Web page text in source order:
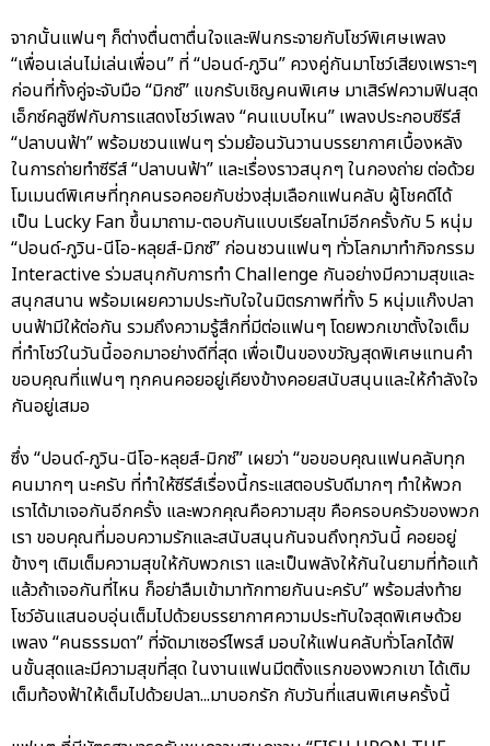
จากนั้นแฟนๆ ก็ต่างตื่นตาตื่นใจและฟินกระจายกับโชว์พิเศษเพลง
“เพื่อนเล่นไม่เล่นเพื่อน” ที่ “ปอนด์-ภูวิน” ควงคู่กันมาโชว์เสียงเพราะๆ
ก่อนที่ทั้งคู่จะจับมือ “มิกซ์” แขกรับเชิญคนพิเศษ มาเสิร์ฟความฟินสุด
เอ็กซ์คลูซีฟกับการแสดงโชว์เพลง “คนแบบไหน” เพลงประกอบซีรีส์
“ปลาบนฟ้า” พร้อมชวนแฟนๆ ร่วมย้อนวันวานบรรยากาศเบื้องหลัง
ในการถ่ายทำซีรีส์ “ปลาบนฟ้า” และเรื่องราวสนุกๆ ในกองถ่าย ต่อด้วย
โมเมนต์พิเศษที่ทุกคนรอคอยกับช่วงสุ่มเลือกแฟนคลับ ผู้โชคดีได้
เป็น Lucky Fan ขึ้นมาถาม-ตอบกันแบบเรียลไทม์อีกครั้งกับ 5 หนุ่ม
“ปอนด์-ภูวิน-นีโอ-หลุยส์-มิกซ์” ก่อนชวนแฟนๆ ทั่วโลกมาทำกิจกรรม
Interactive ร่วมสนุกกับการทำ Challenge กันอย่างมีความสุขและ
สนุกสนาน พร้อมเผยความประทับใจในมิตรภาพที่ทั้ง 5 หนุ่มแก๊งปลา
บนฟ้ามีให้ต่อกัน รวมถึงความรู้สึกที่มีต่อแฟนๆ โดยพวกเขาตั้งใจเต็ม
ที่ทำโชว์ในวันนี้ออกมาอย่างดีที่สุด เพื่อเป็นของขวัญสุดพิเศษแทนคำ
ขอบคุณที่แฟนๆ ทุกคนคอยอยู่เคียงข้างคอยสนับสนุนและให้กำลังใจ
กันอยู่เสมอ
ซึ่ง “ปอนด์-ภูวิน-นีโอ-หลุยส์-มิกซ์” เผยว่า “ขอขอบคุณแฟนคลับทุก
คนมากๆ นะครับ ที่ทำให้ซีรีส์เรื่องนี้กระแสตอบรับดีมากๆ ทำให้พวก
เราได้มาเจอกันอีกครั้ง และพวกคุณคือความสุข คือครอบครัวของพวก
เรา ขอบคุณที่มอบความรักและสนับสนุนกันจนถึงทุกวันนี้ คอยอยู่
ข้างๆ เติมเต็มความสุขให้กับพวกเรา และเป็นพลังให้กันในยามที่ท้อแท้
แล้วถ้าเจอกันที่ไหน ก็อย่าลืมเข้ามาทักทายกันนะครับ” พร้อมส่งท้าย
โชว์อันแสนอบอุ่นเต็มไปด้วยบรรยากาศความประทับใจสุดพิเศษด้วย
เพลง “คนธรรมดา” ที่จัดมาเซอร์ไพรส์ มอบให้แฟนคลับทั่วโลกได้ฟิ
นขั้นสุดและมีความสุขที่สุด ในงานแฟนมีตติ้งแรกของพวกเขา ได้เติม
เต็มท้องฟ้าให้เต็มไปด้วยปลา...มาบอกรัก กับวันที่แสนพิเศษครั้งนี้